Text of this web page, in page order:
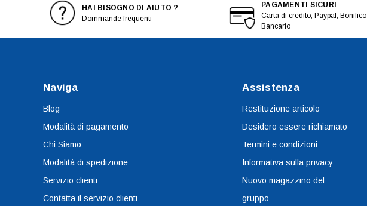
HAI BISOGNO DI AIUTO ?
Dommande frequenti
PAGAMENTI SICURI
Carta di credito, Paypal, Bonifico
Bancario
Naviga
Blog
Modalità di pagamento
Chi Siamo
Modalità di spedizione
Servizio clienti
Contatta il servizio clienti
Assistenza
Restituzione articolo
Desidero essere richiamato
Termini e condizioni
Informativa sulla privacy
Nuovo magazzino del
gruppo